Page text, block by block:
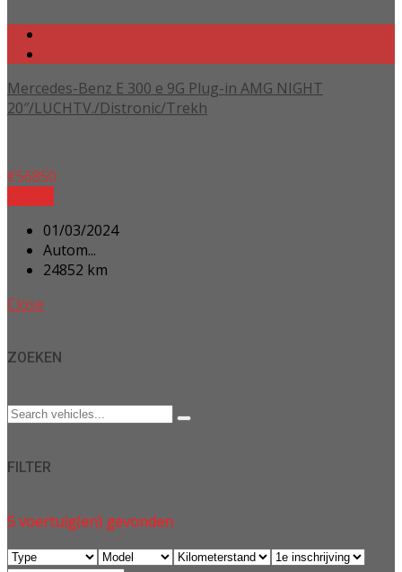
Mercedes-Benz E 300 e 9G Plug-in AMG NIGHT
20″/LUCHTV./Distronic/Trekh
€56850
01/03/2024
Autom...
24852 km
Close
ZOEKEN
FILTER
5voertuig(en) gevonden